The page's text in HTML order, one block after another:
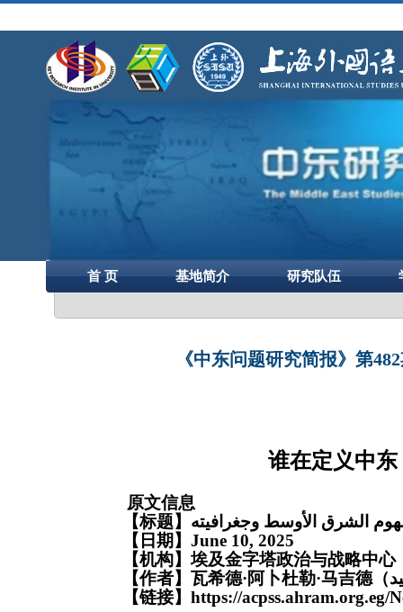
首 页 基地简介 研究队伍
《中东问题研究简报》第
谁在定义中
原文信息
【标题】 الشرق الأوسط وجغرافيته
【日期】 June 10, 2025
【机构】埃及金字塔政治与战略中心
【作者】 瓦希德·阿卜杜勒·马吉德（
【链接】 https://acpss.ahram.org.eg/